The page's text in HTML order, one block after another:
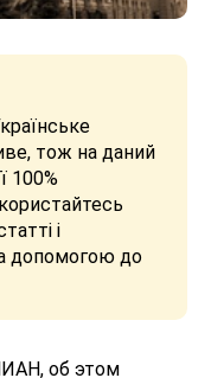
тож на даний
100%
і
допомогою до
об этом